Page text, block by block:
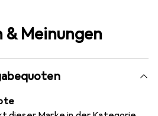
Meinungen